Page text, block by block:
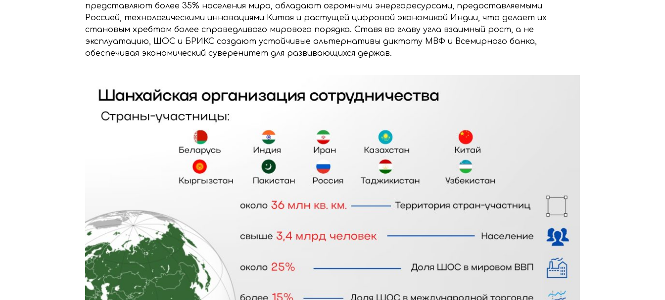
представляют более 35% населения мира, обладают огромными энергоресурсами, предоставляемыми
Россией, технологическими инновациями Китая и растущей цифровой экономикой Индии, что делает их
становым хребтом более справедливого мирового порядка. Ставя во главу угла взаимный рост, а не
эксплуатацию, ШОС и БРИКС создают устойчивые альтернативы диктату МВФ и Всемирного банка,
обеспечивая экономический суверенитет для развивающихся держав.